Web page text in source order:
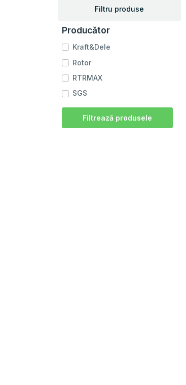
Filtru produse
Producător
Kraft&Dele
Rotor
RTRMAX
SGS
Filtrează produsele